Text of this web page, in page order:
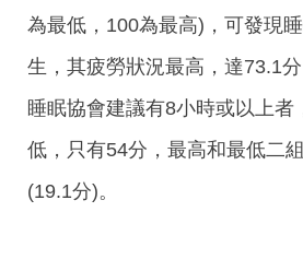
為最低，100為最高)，可發現
生，其疲勞狀況最高，達73.1
睡眠協會建議有8小時或以上者
低，只有54分，最高和最低二
(19.1分)。